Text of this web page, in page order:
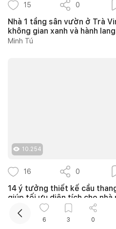
15 0
Nhà 1 tầng sân vườn ở Trà
không gian xanh và hành
Minh Tú
10.254
16 0
14 ý tưởng thiết kế cầu
giúp tối ưu diện tích cho nhà
Như Ý
6 3 0